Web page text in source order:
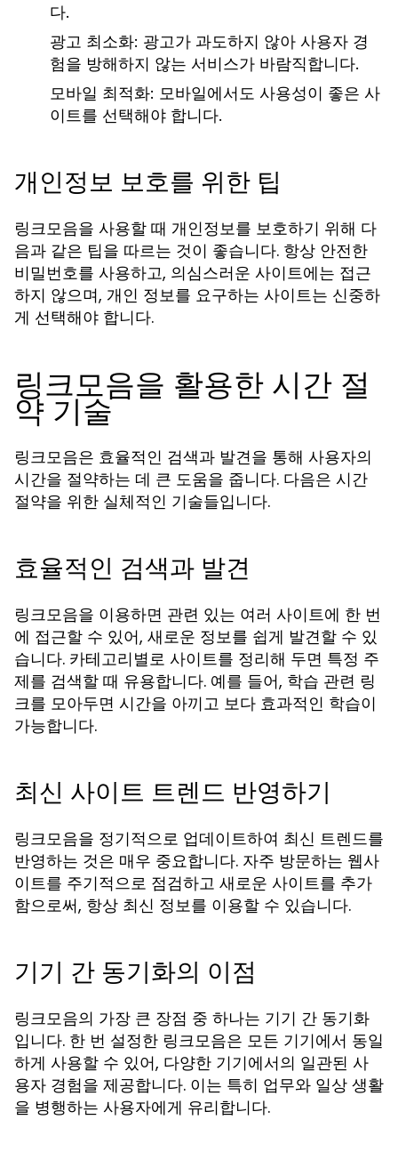
다.
광고 최소화: 광고가 과도하지 않아 사용자 경
험을 방해하지 않는 서비스가 바람직합니다.
모바일 최적화: 모바일에서도 사용성이 좋은 사
이트를 선택해야 합니다.
개인정보 보호를 위한 팁
링크모음을 사용할 때 개인정보를 보호하기 위해 다
음과 같은 팁을 따르는 것이 좋습니다. 항상 안전한
비밀번호를 사용하고, 의심스러운 사이트에는 접근
하지 않으며, 개인 정보를 요구하는 사이트는 신중하
게 선택해야 합니다.
링크모음을 활용한 시간 절
약 기술
링크모음은 효율적인 검색과 발견을 통해 사용자의
시간을 절약하는 데 큰 도움을 줍니다. 다음은 시간
절약을 위한 실체적인 기술들입니다.
효율적인 검색과 발견
링크모음을 이용하면 관련 있는 여러 사이트에 한 번
에 접근할 수 있어, 새로운 정보를 쉽게 발견할 수 있
습니다. 카테고리별로 사이트를 정리해 두면 특정 주
제를 검색할 때 유용합니다. 예를 들어, 학습 관련 링
크를 모아두면 시간을 아끼고 보다 효과적인 학습이
가능합니다.
최신 사이트 트렌드 반영하기
링크모음을 정기적으로 업데이트하여 최신 트렌드를
반영하는 것은 매우 중요합니다. 자주 방문하는 웹사
이트를 주기적으로 점검하고 새로운 사이트를 추가
함으로써, 항상 최신 정보를 이용할 수 있습니다.
기기 간 동기화의 이점
링크모음의 가장 큰 장점 중 하나는 기기 간 동기화
입니다. 한 번 설정한 링크모음은 모든 기기에서 동일
하게 사용할 수 있어, 다양한 기기에서의 일관된 사
용자 경험을 제공합니다. 이는 특히 업무와 일상 생활
을 병행하는 사용자에게 유리합니다.